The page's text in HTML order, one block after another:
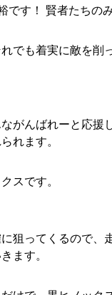
す！ 賢者たちのみ
でも着実に敵を削
がんばれーと応援
れます。
スです。
狙ってくるので
ます。